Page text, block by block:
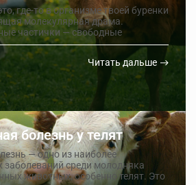
где-то в организме твоей буренки
молекулярная драма.
частички — свободные
по телу и портят всё, до чего
нечем от них отбиваться,
Падает иммунитет, снижается
риск заболеваний.
Читать дальше
болезнь у телят
— одно из наиболее
заболеваний среди молодняка
животных, особенно телят. Это